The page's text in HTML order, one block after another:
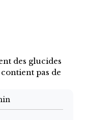
des glucides
pas de